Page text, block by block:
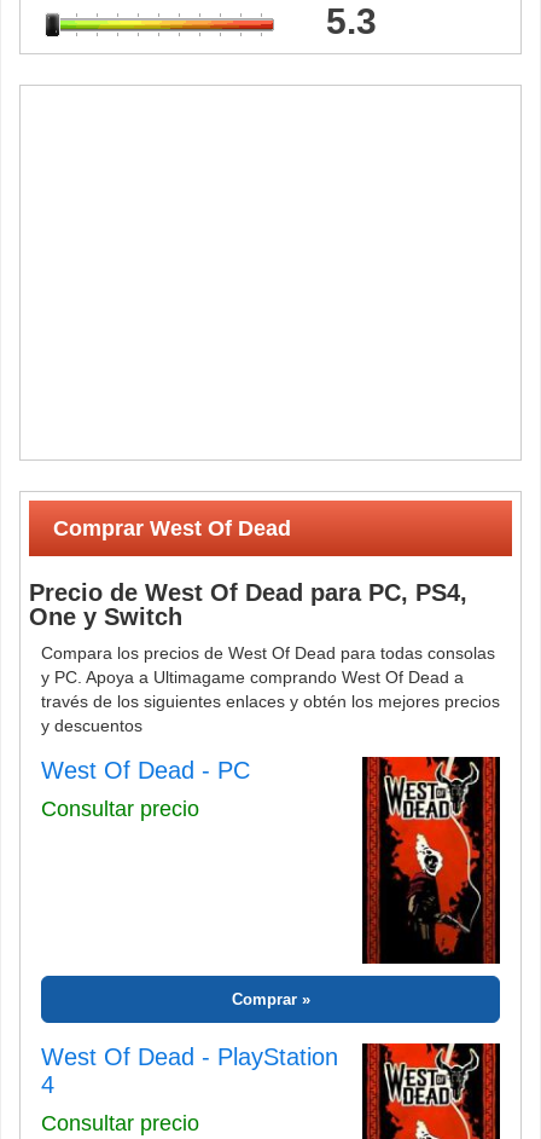
5.3
Comprar West Of Dead
Precio de West Of Dead para PC, PS4,
One y Switch
Compara los precios de West Of Dead para todas consolas
y PC. Apoya a Ultimagame comprando West Of Dead a
través de los siguientes enlaces y obtén los mejores precios
y descuentos
West Of Dead - PC
Consultar precio
Comprar
West Of Dead - PlayStation
4
Consultar precio